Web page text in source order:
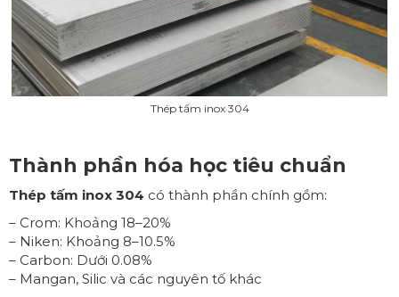
Thép tấm inox 304
Thành phần hóa học tiêu chuẩn
Thép tấm inox 304 có thành phần chính gồm:
– Crom: Khoảng 18–20%
– Niken: Khoảng 8–10.5%
– Carbon: Dưới 0.08%
– Mangan, Silic và các nguyên tố khác